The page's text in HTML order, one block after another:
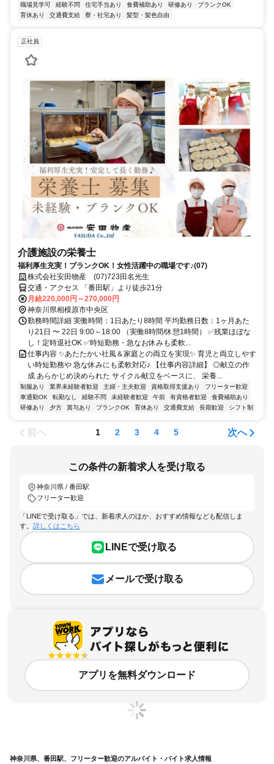
職場見学可
経験不問 住宅手当あり 食費補助あり 研修あり
ブランクOK
育休あり
交通費支給 寮・社宅あり 髪型・髪色自由
正社員
介護施設の栄養士
福利厚生充実！ブランクOK！女性活躍中の職場です♪(07)
株式会社安田物産 (07)723田名光生
交通・アクセス 「番田駅」より徒歩21分
月給220,000円～270,000円
神奈川県相模原市中央区
勤務時間詳細 実働時間：1日あたり8時間 平均勤務日数：1ヶ月あた
り21日 〜 22日 9:00～18:00 （実働8時間/休憩1時間） ✅残業ほぼな
し！定時退社OK ✅時短勤務・急なお休みも柔軟...
仕事内容 ✨あたたかい社風＆家庭との両立を実現✨ 育児と両立しやす
い時短勤務や 急な休みにも柔軟対応♪ 【仕事内容詳細】 ◎献立の作
成 あらかじめ決められた サイクル献立をベースに、 栄養...
制服あり 業界未経験者歓迎 主婦・主夫歓迎 資格取得支援あり
フリーター歓迎
車通勤OK
転勤なし 経験不問 未経験者歓迎 午前 有資格者歓迎
食費補助あり
研修あり
夕方 賞与あり ブランクOK 育休あり 交通費支給 長期歓迎 シフト制
前へ 1 2 3 4 5 次へ
この条件の新着求人を受け取る
神奈川県 / 番田駅
フリーター歓迎
「LINEで受け取る」では、新着求人のほか、おすすめ情報なども配信しま
す。 詳しくはこちら
LINEで受け取る
メールで受け取る
アプリを無料ダウンロード
神奈川県、番田駅、フリーター歓迎のアルバイト・バイト求人情報